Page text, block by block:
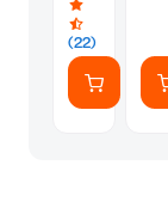
(22)